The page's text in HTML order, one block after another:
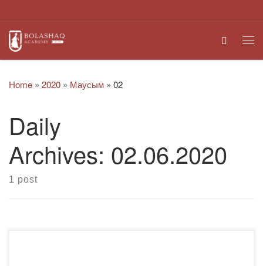
Search
Home » 2020 » Маусым » 02
Daily
Archives: 02.06.2020
1 post